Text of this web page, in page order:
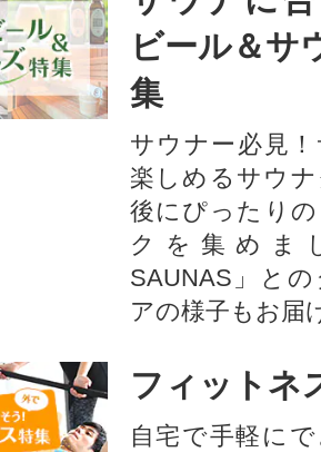
ビール＆サ
集
サウナー必見
楽しめるサウ
後にぴったり
クを集めま
SAUNAS」と
アの様子もお届
フィットネ
自宅で手軽に